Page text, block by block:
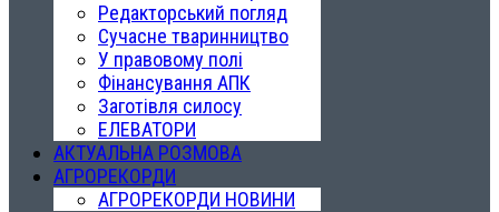
Редакторський погляд
Сучасне тваринництво
У правовому полі
Фінансування АПК
Заготівля силосу
ЕЛЕВАТОРИ
АКТУАЛЬНА РОЗМОВА
АГРОРЕКОРДИ
АГРОРЕКОРДИ НОВИНИ